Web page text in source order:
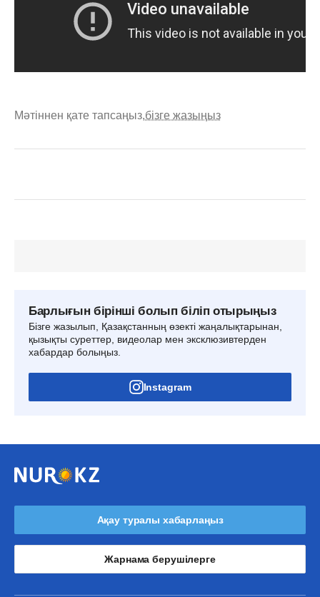
Мәтіннен қате тапсаңыз,бізге жазыңыз
Барлығын бірінші болып біліп отырыңыз
Бізге жазылып, Қазақстанның өзекті жаңалықтарынан,
қызықты суреттер, видеолар мен эксклюзивтерден
хабардар болыңыз.
Instagram
Ақау туралы хабарлаңыз
Жарнама берушілерге